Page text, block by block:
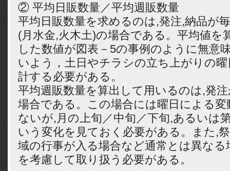
② 平均日販数量／平均週販数量
平均日販数量を求めるのは,発注,納品が
(月水金,火木土)の場合である。平均値を
した数値が図表－5の事例のように無意
いよう，土日やチラシの立ち上がりの
計する必要がある。
平均週販数量を算出して用いるのは,発
場合である。この場合には曜日による
ないが,月の上旬／中旬／下旬,あるいは
いう変化を見ておく必要がある。また,
域の行事が入る場合など通常とは異な
を考慮して取り扱う必要がある。